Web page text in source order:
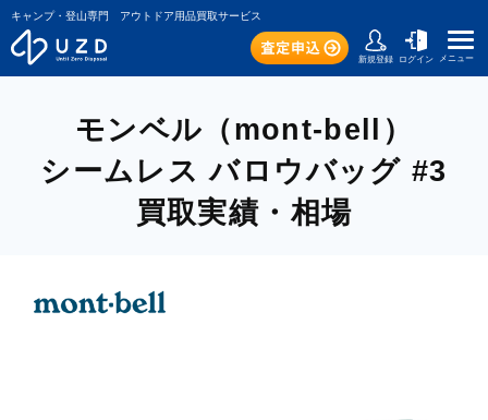
キャンプ・登山専門 アウトドア用品買取サービス
新規登録 ログイン メニュー
モンベル（mont-bell）
シームレス バロウバッグ #3
買取実績・相場